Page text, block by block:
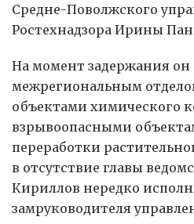
Средне-Поволжского
Ростехнадзора Ирины
На момент задержания он
межрегиональным
объектами химического
взрывоопасными
переработки
в отсутствие главы
Кириллов нередко
замруководителя